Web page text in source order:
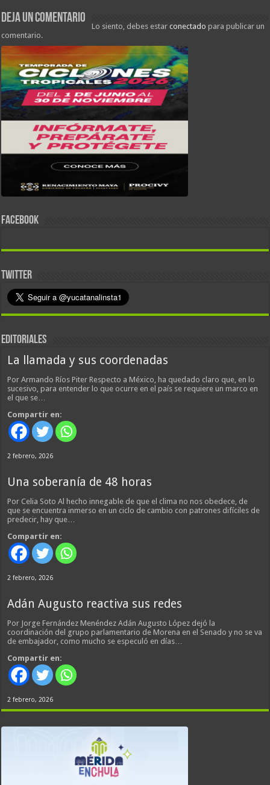
Deja un comentario
Lo siento, debes estarconectado para publicar un
comentario.
FACEBOOK
TWITTER
EDITORIALES
La llamada y sus coordenadas
Por Armando Ríos Piter Respecto a México, ha quedado claro que, en lo
sucesivo, para entender lo que ocurre en el país se requiere un marco en
el que se…
Compartir en:
2 febrero, 2026
Una soberanía de 48 horas
Por Celia Soto Al hecho innegable de que el clima no nos obedece, de
que se encuentra inmerso en un ciclo de cambio con patrones difíciles de
predecir, hay que…
Compartir en:
2 febrero, 2026
Adán Augusto reactiva sus redes
Por Jorge Fernández Menéndez Adán Augusto López dejó la
coordinación del grupo parlamentario de Morena en el Senado y no se va
de embajador, como mucho se especuló en días…
Compartir en:
2 febrero, 2026